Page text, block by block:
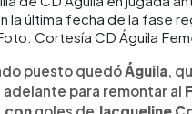
la última fecha de la fase
Cortesía CD Águila
puesto quedóÁguila,
adelante para remontar al